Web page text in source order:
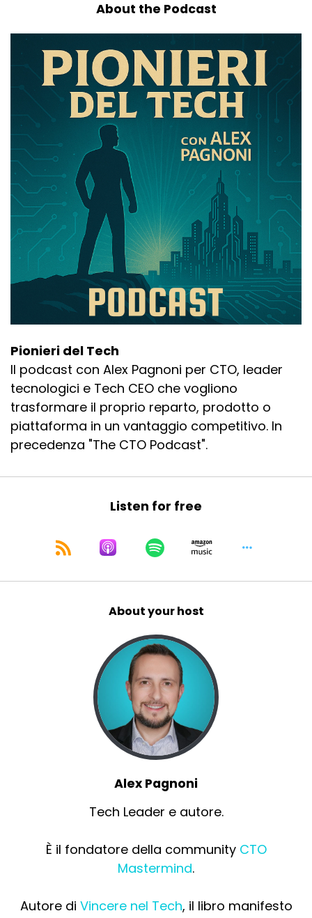
About the Podcast
Pionieri del Tech
Il podcast con Alex Pagnoni per CTO, leader
tecnologici e Tech CEO che vogliono
trasformare il proprio reparto, prodotto o
piattaforma in un vantaggio competitivo. In
precedenza "The CTO Podcast".
Listen for free
About your host
Alex Pagnoni
Tech Leader e autore.
È il fondatore della community CTO
Mastermind.
Autore di Vincere nel Tech, il libro manifesto